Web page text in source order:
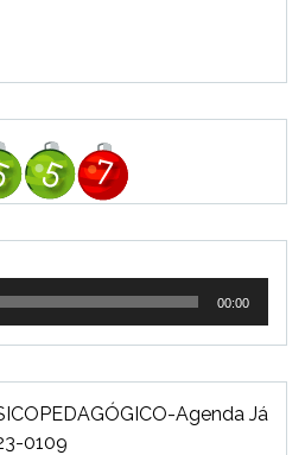
00:00
Agenda Já
0109